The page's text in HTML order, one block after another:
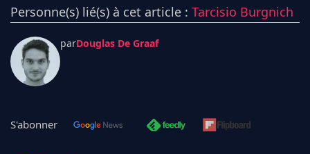
Personne(s) lié(s) à cet article : Tarcisio Burgnich
parDouglas De Graaf
S'abonner